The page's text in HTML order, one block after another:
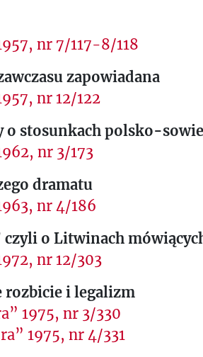
nr 7/117-8/118
zapowiadana
nr 12/122
o stosunkach polsko-
nr 3/173
dramatu
nr 4/186
czyli o Litwinach
nr 12/303
rozbicie i legalizm
1975, nr 3/330
1975, nr 4/331